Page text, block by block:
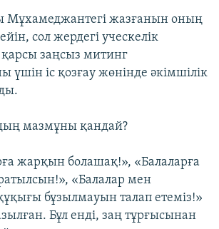
Мұхамеджантегі жазғанын оның
сол жердегі уческелік
заңсыз митинг
үшін іс қозғау жөнінде әкімшілік
мазмұны қандай?
жарқын болашақ!», «Балаларға
«Балалар мен
бұзылмауын талап етеміз!»
Бұл енді, заң тұрғысынан